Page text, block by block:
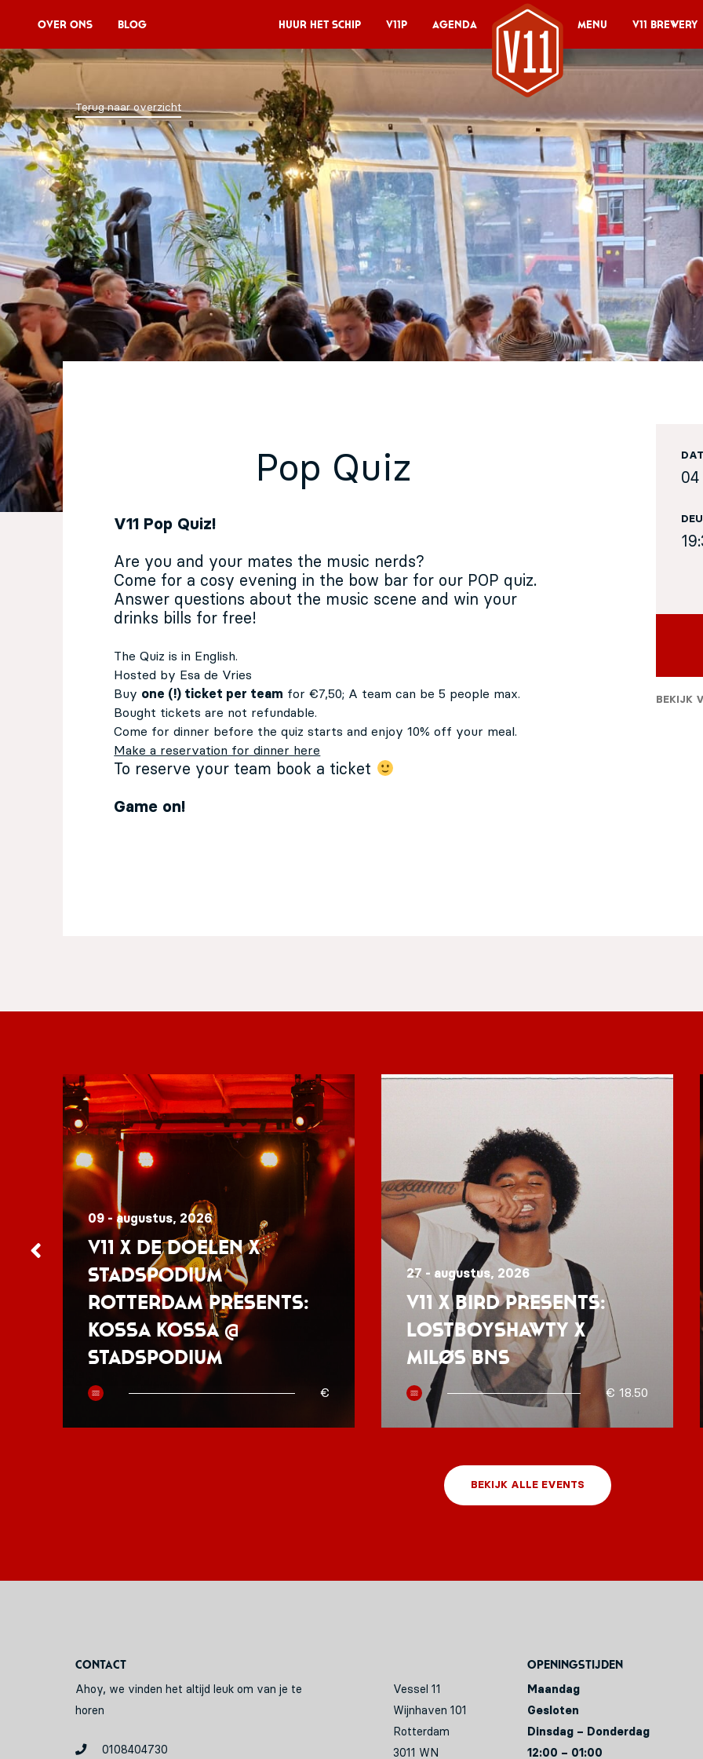
Over Ons Blog Huur het schip V11P Agenda Menu V11 Brewery
Huur het schip
V11P
Agenda
Menu
V11 Brewery
Reserveren
Over Ons
Blog
NL
EN
Terug naar overzicht
Pop Quiz
V11 Pop Quiz!
Are you and your mates the music nerds?
Come for a cosy evening in the bow bar for our POP quiz.
Answer questions about the music scene and win your
drinks bills for free!
The Quiz is in English.
Hosted by Esa de Vries
Buy one (!) ticket per team for €7,50; A team can be 5 people max.
Bought tickets are not refundable.
Come for dinner before the quiz starts and enjoy 10% off your meal.
Make a reservation for dinner here
To reserve your team book a ticket
Game on!
04
BEKIJK
09 - augustus, 2026
V11 x De Doelen x
Stadspodium
Rotterdam presents:
Kossa Kossa @
Stadspodium
€
27 - augustus, 2026
V11 x BIRD presents:
Lostboyshawty x
MILØS BNS
€ 18.50
BEKIJK ALLE EVENTS
Contact
Ahoy, we vinden het altijd leuk om van je te
horen
0108404730
Vessel 11
Wijnhaven 101
Rotterdam
3011 WN
Openingstijden
Maandag
Gesloten
Dinsdag – Donderdag
12:00 – 01:00